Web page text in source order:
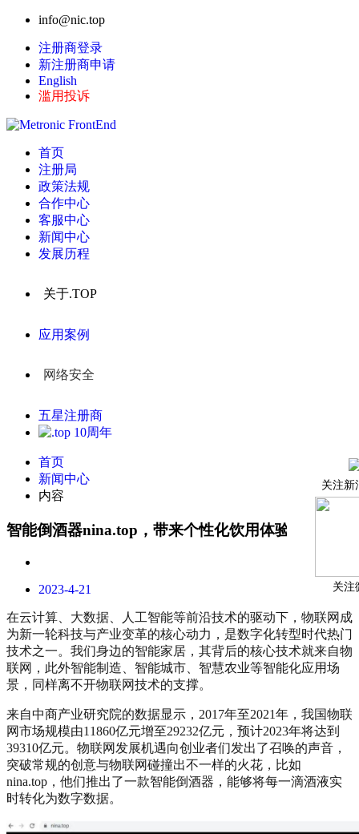
info@nic.top
注册商登录
新注册商申请
English
滥用投诉
首页
注册局
政策法规
合作中心
客服中心
新闻中心
发展历程
关于.TOP
应用案例
网络安全
五星注册商
关注新
关注
首页
新闻中心
内容
智能倒酒器nina.top，带来个性化饮用体验
2023-4-21
在云计算、大数据、人工智能等前沿技术的驱动下，物联网成
为新一轮科技与产业变革的核心动力，是数字化转型时代热门
技术之一。我们身边的智能家居，其背后的核心技术就来自物
联网，此外智能制造、智能城市、智慧农业等智能化应用场
景，同样离不开物联网技术的支撑。
来自中商产业研究院的数据显示，2017年至2021年，我国物联
网市场规模由11860亿元增至29232亿元，预计2023年将达到
39310亿元。物联网发展机遇向创业者们发出了召唤的声音，
突破常规的创意与物联网碰撞出不一样的火花，比如
nina.top，他们推出了一款智能倒酒器，能够将每一滴酒液实
时转化为数字数据。